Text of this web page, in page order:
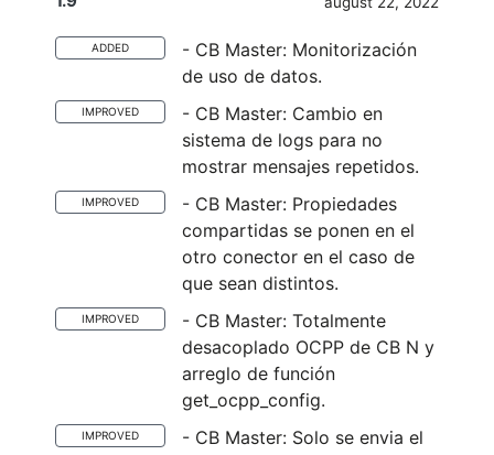
ADDED
- CB Master: Monitorización
de uso de datos.
IMPROVED
- CB Master: Cambio en
sistema de logs para no
mostrar mensajes repetidos.
IMPROVED
- CB Master: Propiedades
compartidas se ponen en el
otro conector en el caso de
que sean distintos.
IMPROVED
- CB Master: Totalmente
desacoplado OCPP de CB N y
arreglo de función
get_ocpp_config.
IMPROVED
- CB Master: Solo se envia el